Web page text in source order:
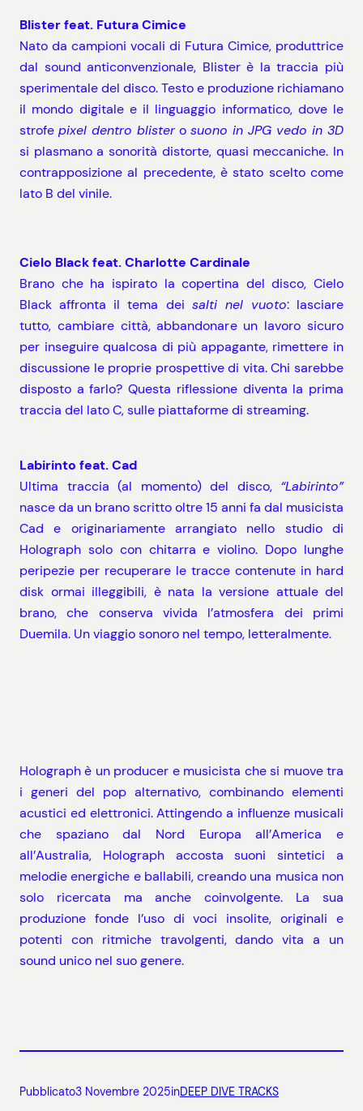
Blister feat. Futura Cimice
Nato da campioni vocali di Futura Cimice, produttrice
dal sound anticonvenzionale, Blister è la traccia più
sperimentale del disco. Testo e produzione richiamano
il mondo digitale e il linguaggio informatico, dove le
strofe pixel dentro blistero suono in JPG vedo in 3D
si plasmano a sonorità distorte, quasi meccaniche. In
contrapposizione al precedente, è stato scelto come
lato B del vinile.
Cielo Black feat. Charlotte Cardinale
Brano che ha ispirato la copertina del disco, Cielo
Black affronta il tema dei salti nel vuoto: lasciare
tutto, cambiare città, abbandonare un lavoro sicuro
per inseguire qualcosa di più appagante, rimettere in
discussione le proprie prospettive di vita. Chi sarebbe
disposto a farlo? Questa riflessione diventa la prima
traccia del lato C, sulle piattaforme di streaming.
Labirinto feat. Cad
Ultima traccia (al momento) del disco, “Labirinto”
nasce da un brano scritto oltre 15 anni fa dal musicista
Cad e originariamente arrangiato nello studio di
Holograph solo con chitarra e violino. Dopo lunghe
peripezie per recuperare le tracce contenute in hard
disk ormai illeggibili, è nata la versione attuale del
brano, che conserva vivida l’atmosfera dei primi
Duemila. Un viaggio sonoro nel tempo, letteralmente.
Holograph è un producer e musicista che si muove tra
i generi del pop alternativo, combinando elementi
acustici ed elettronici. Attingendo a influenze musicali
che spaziano dal Nord Europa all’America e
all’Australia, Holograph accosta suoni sintetici a
melodie energiche e ballabili, creando una musica non
solo ricercata ma anche coinvolgente. La sua
produzione fonde l’uso di voci insolite, originali e
potenti con ritmiche travolgenti, dando vita a un
sound unico nel suo genere.
Pubblicato3 Novembre 2025inDEEP DIVE TRACKS